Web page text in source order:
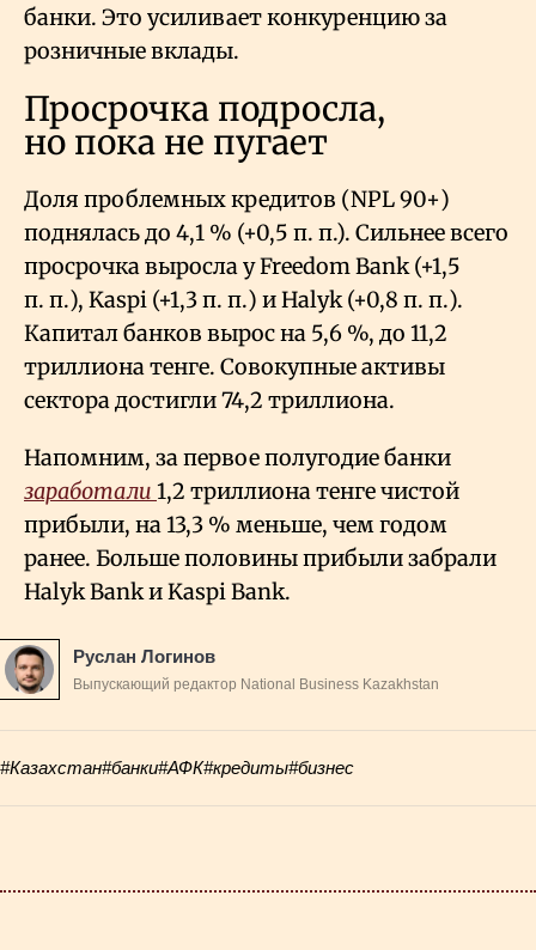
банки. Это усиливает конкуренцию за
розничные вклады.
Просрочка подросла,
но пока не пугает
Доля проблемных кредитов (NPL 90+)
поднялась до 4,1 % (+0,5 п. п.). Сильнее всего
просрочка выросла у Freedom Bank (+1,5
п. п.), Kaspi (+1,3 п. п.) и Halyk (+0,8 п. п.).
Капитал банков вырос на 5,6 %, до 11,2
триллиона тенге. Совокупные активы
сектора достигли 74,2 триллиона.
Напомним, за первое полугодие банки
заработали 1,2 триллиона тенге чистой
прибыли, на 13,3 % меньше, чем годом
ранее. Больше половины прибыли забрали
Halyk Bank и Kaspi Bank.
Руслан Логинов
Выпускающий редактор National Business Kazakhstan
#Казахстан#банки#АФК#кредиты#бизнес